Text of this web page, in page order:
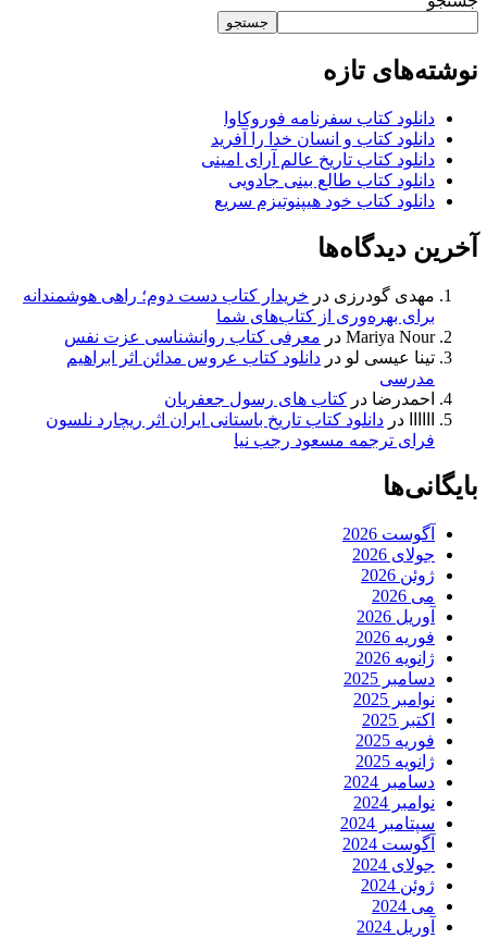
جستجو
نوشته‌های تازه
دانلود کتاب سفرنامه فوروکاوا
دانلود کتاب و انسان خدا را آفرید
دانلود کتاب تاریخ عالم آرای امینی
دانلود کتاب طالع بینی جادویی
دانلود کتاب خود هیپنوتیزم سریع
آخرین دیدگاه‌ها
مهدی گودرزی در خریدار کتاب دست دوم؛ راهی هوشمندانه
برای بهره‌وری از کتاب‌های شما
Mariya Nour در معرفی کتاب روانشناسی عزت نفس
تینا عیسی لو در دانلود کتاب عروس مدائن اثر ابراهیم
مدرسی
احمدرضا در کتاب های رسول جعفریان
در دانلود کتاب تاریخ باستانی ایران اثر ریچارد نلسون
فرای ترجمه مسعود رجب نیا
بایگانی‌ها
آگوست 2026
جولای 2026
ژوئن 2026
می 2026
آوریل 2026
فوریه 2026
ژانویه 2026
دسامبر 2025
نوامبر 2025
اکتبر 2025
فوریه 2025
ژانویه 2025
دسامبر 2024
نوامبر 2024
سپتامبر 2024
آگوست 2024
جولای 2024
ژوئن 2024
می 2024
آوریل 2024